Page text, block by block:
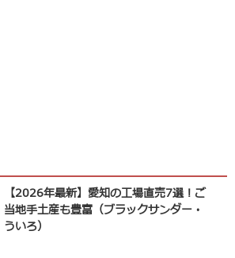
【2026年最新】愛知の工場直売7選！ご
当地手土産も豊富（ブラックサンダー・
ういろ）